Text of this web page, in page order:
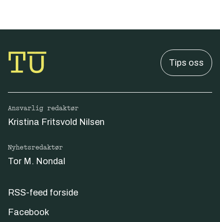
Tips oss
Ansvarlig redaktør
Kristina Fritsvold Nilsen
Nyhetsredaktør
Tor M. Nondal
RSS-feed forside
Facebook